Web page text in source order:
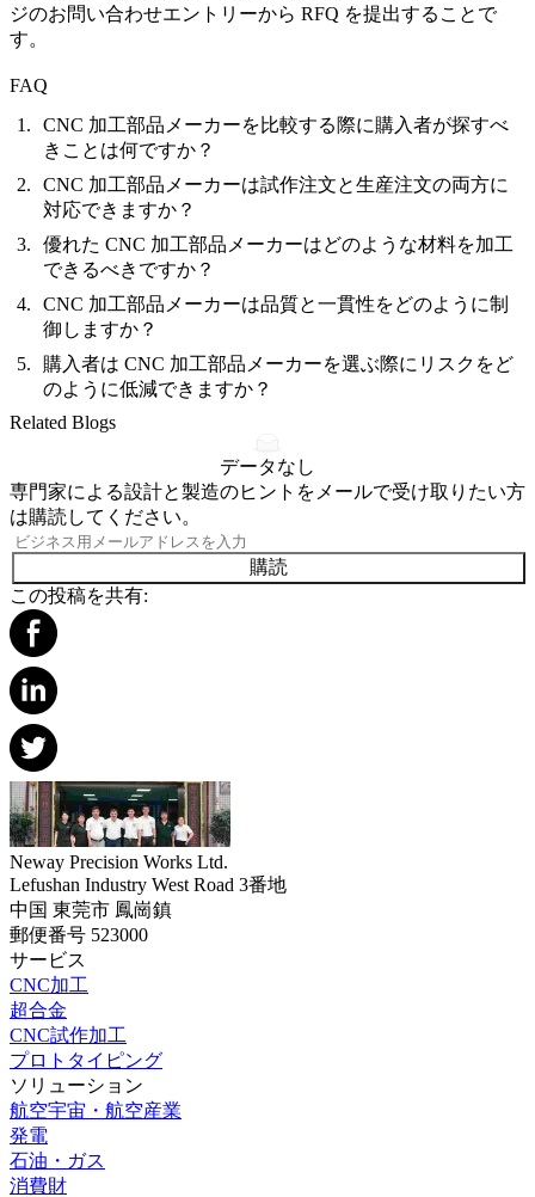
ジのお問い合わせエントリーから RFQ を提出することで
す。
FAQ
CNC 加工部品メーカーを比較する際に購入者が探すべ
きことは何ですか？
CNC 加工部品メーカーは試作注文と生産注文の両方に
対応できますか？
優れた CNC 加工部品メーカーはどのような材料を加工
できるべきですか？
CNC 加工部品メーカーは品質と一貫性をどのように制
御しますか？
購入者は CNC 加工部品メーカーを選ぶ際にリスクをど
のように低減できますか？
Related Blogs
データなし
専門家による設計と製造のヒントをメールで受け取りたい方
は購読してください。
購読
この投稿を共有:
Neway Precision Works Ltd.
Lefushan Industry West Road 3番地
中国 東莞市 鳳崗鎮
郵便番号 523000
サービス
CNC加工
超合金
CNC試作加工
プロトタイピング
ソリューション
航空宇宙・航空産業
発電
石油・ガス
消費財